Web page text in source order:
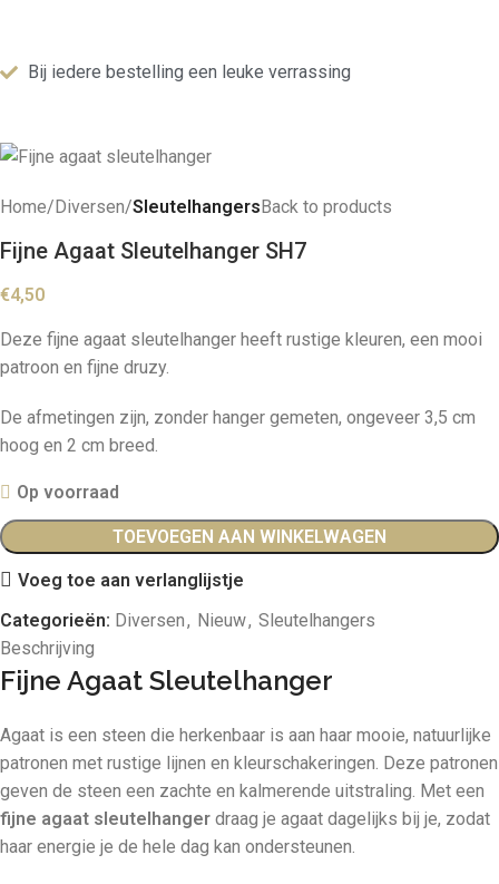
Bij iedere bestelling een leuke verrassing
Home Diversen Sleutelhangers Back to products
Fijne Agaat Sleutelhanger SH7
€4,50
Deze fijne agaat sleutelhanger heeft rustige kleuren, een mooi
patroon en fijne druzy.
De afmetingen zijn, zonder hanger gemeten, ongeveer 3,5 cm
hoog en 2 cm breed.
Op voorraad
TOEVOEGEN AAN WINKELWAGEN
Voeg toe aan verlanglijstje
Categorieën: Diversen, Nieuw, Sleutelhangers
Beschrijving
Fijne Agaat Sleutelhanger
Agaat is een steen die herkenbaar is aan haar mooie, natuurlijke
patronen met rustige lijnen en kleurschakeringen. Deze patronen
geven de steen een zachte en kalmerende uitstraling. Met een
fijne agaat sleutelhanger draag je agaat dagelijks bij je, zodat
haar energie je de hele dag kan ondersteunen.